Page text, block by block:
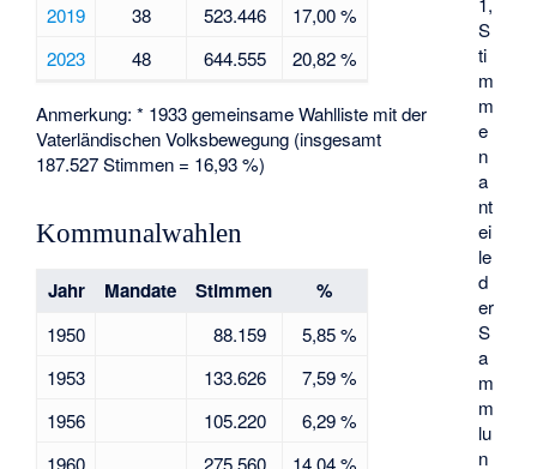
S
ti
m
m
e
n
a
nt
ei
le
d
er
S
a
m
m
lu
n
2019
38 523.446
17,00 %
2023
48 644.555 20,82 %
Anmerkung: * 1933 gemeinsame Wahlliste mit der
Vaterländischen Volksbewegung (insgesamt
187.527 Stimmen = 16,93 %)
Kommunalwahlen
Jahr Mandate Stimmen %
1950 88.159
5,85 %
1953
133.626
7,59 %
1956
105.220
6,29 %
1960
275.560
14,04 %